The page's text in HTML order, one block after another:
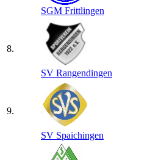
SGM Frittlingen
8.
SV Rangendingen
9.
SV Spaichingen